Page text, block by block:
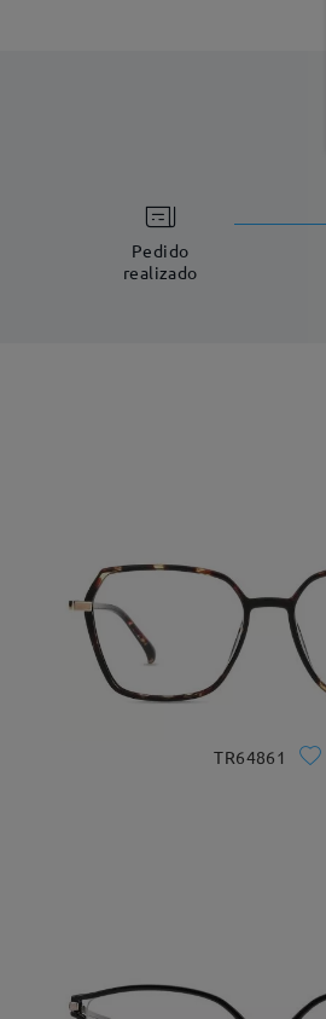
Pedido
realizado
TR64861